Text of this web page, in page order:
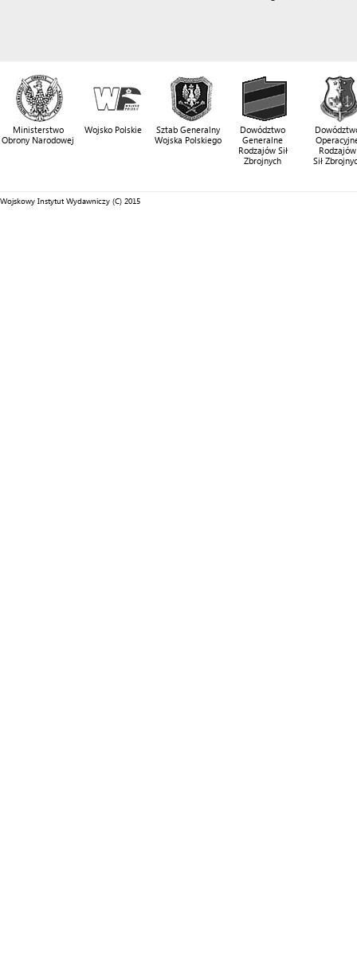
Ministerstwo
Obrony Narodowej
Wojsko Polskie
Sztab Generalny
Wojska Polskiego
Dowództwo
Generalne
Rodzajów Sił
Zbrojnych
Rodzajów
Sił
Wojskowy Instytut Wydawniczy (C) 2015